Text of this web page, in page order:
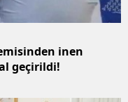
inen
geçirildi!